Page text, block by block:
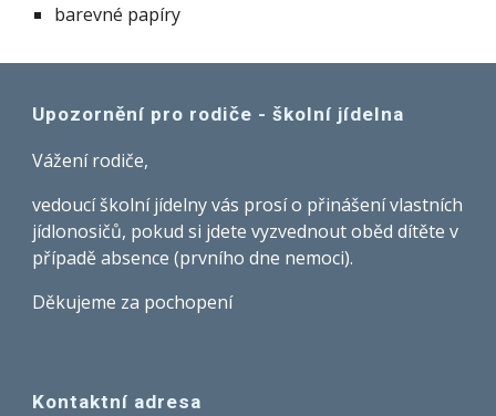
barevné papíry
Upozornění pro rodiče - školní jídelna
Vážení rodiče,
vedoucí školní jídelny vás prosí o přinášení vlastních
jídlonosičů, pokud si jdete vyzvednout oběd dítěte v
případě absence (prvního dne nemoci).
Děkujeme za pochopení
Kontaktní adresa